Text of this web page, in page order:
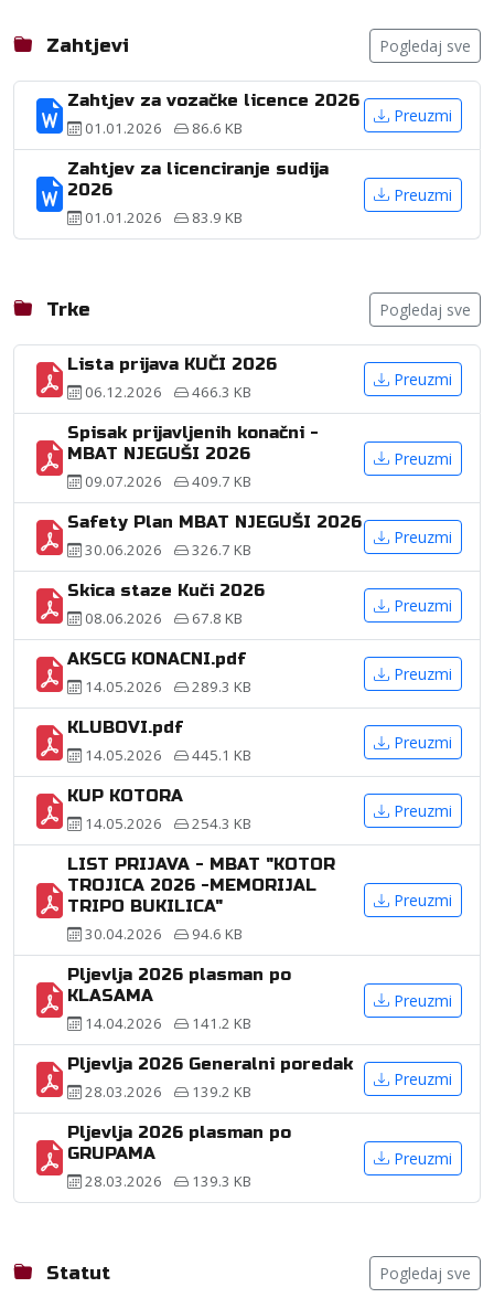
Zahtjevi Pogledaj sve
Zahtjev za vozačke licence 2026
01.01.2026
86.6 KB
Preuzmi
Zahtjev za licenciranje sudija
2026
01.01.2026
83.9 KB
Preuzmi
Trke Pogledaj sve
Lista prijava KUČI 2026
06.12.2026
466.3 KB
Preuzmi
Spisak prijavljenih konačni -
MBAT NJEGUŠI 2026
09.07.2026
409.7 KB
Preuzmi
Safety Plan MBAT NJEGUŠI 2026
30.06.2026
326.7 KB
Preuzmi
Skica staze Kuči 2026
08.06.2026
67.8 KB
Preuzmi
AKSCG KONACNI.pdf
14.05.2026
289.3 KB
Preuzmi
KLUBOVI.pdf
14.05.2026
445.1 KB
Preuzmi
KUP KOTORA
14.05.2026
254.3 KB
Preuzmi
LIST PRIJAVA - MBAT "KOTOR
TROJICA 2026 -MEMORIJAL
TRIPO BUKILICA"
30.04.2026
94.6 KB
Preuzmi
Pljevlja 2026 plasman po
KLASAMA
14.04.2026
141.2 KB
Preuzmi
Pljevlja 2026 Generalni poredak
28.03.2026
139.2 KB
Preuzmi
Pljevlja 2026 plasman po
GRUPAMA
28.03.2026
139.3 KB
Preuzmi
Statut Pogledaj sve